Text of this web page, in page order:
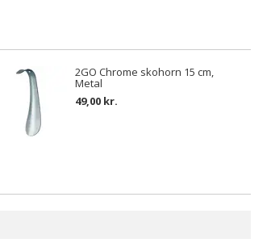
2GO Chrome skohorn 15 cm,
Metal
49,00 kr.